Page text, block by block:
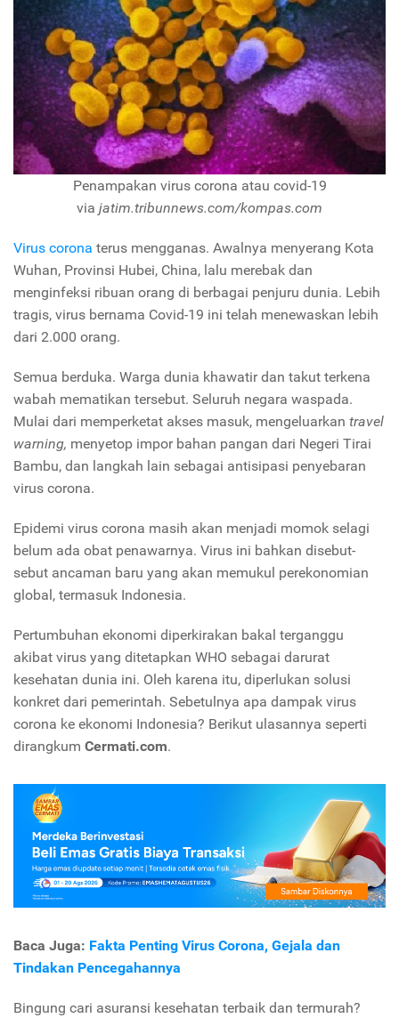
Penampakan virus corona atau covid-19
via jatim.tribunnews.com/kompas.com
Virus corona terus mengganas. Awalnya menyerang Kota
Wuhan, Provinsi Hubei, China, lalu merebak dan
menginfeksi ribuan orang di berbagai penjuru dunia. Lebih
tragis, virus bernama Covid-19 ini telah menewaskan lebih
dari 2.000 orang.
Semua berduka. Warga dunia khawatir dan takut terkena
wabah mematikan tersebut. Seluruh negara waspada.
Mulai dari memperketat akses masuk, mengeluarkan travel
warning, menyetop impor bahan pangan dari Negeri Tirai
Bambu, dan langkah lain sebagai antisipasi penyebaran
virus corona.
Epidemi virus corona masih akan menjadi momok selagi
belum ada obat penawarnya. Virus ini bahkan disebut-
sebut ancaman baru yang akan memukul perekonomian
global, termasuk Indonesia.
Pertumbuhan ekonomi diperkirakan bakal terganggu
akibat virus yang ditetapkan WHO sebagai darurat
kesehatan dunia ini. Oleh karena itu, diperlukan solusi
konkret dari pemerintah. Sebetulnya apa dampak virus
corona ke ekonomi Indonesia? Berikut ulasannya seperti
dirangkum Cermati.com.
Baca Juga: Fakta Penting Virus Corona, Gejala dan
Tindakan Pencegahannya
Bingung cari asuransi kesehatan terbaik dan termurah?